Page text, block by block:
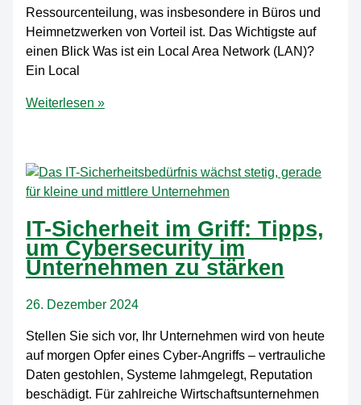
Ressourcenteilung, was insbesondere in Büros und
Heimnetzwerken von Vorteil ist. Das Wichtigste auf
einen Blick Was ist ein Local Area Network (LAN)?
Ein Local
LAN:
und
Nutzen
eines
Local
Area
Networks
Weiterlesen »
IT-Sicherheit im Griff: Tipps,
um Cybersecurity im
Unternehmen zu stärken
26. Dezember 2024
Stellen Sie sich vor, Ihr Unternehmen wird von heute
auf morgen Opfer eines Cyber-Angriffs – vertrauliche
Daten gestohlen, Systeme lahmgelegt, Reputation
beschädigt. Für zahlreiche Wirtschaftsunternehmen